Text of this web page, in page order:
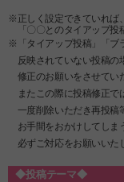
※正しく設定できていれば
「〇〇とのタイアップ投
※ 「タイアップ投稿」「
反映されていない投稿の
修正のお願いをさせてい
またこの際に投稿修正で
一度削除いただき再投稿
お手間をおかけしてしま
必ずご対応をお願いいた
◆投稿テーマ◆